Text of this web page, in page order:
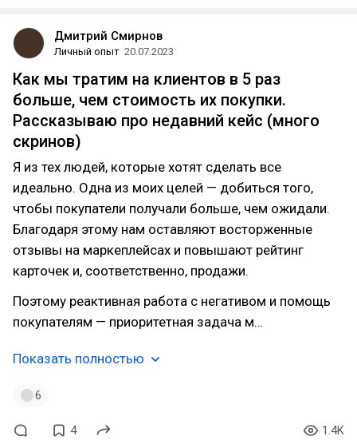
Дмитрий Смирнов
Личный опыт 20.07.2023
Как мы тратим на клиентов в 5 раз
больше, чем стоимость их покупки.
Рассказываю про недавний кейс (много
скринов)⁠⁠
Я из тех людей, которые хотят сделать все
идеально. Одна из моих целей — добиться того,
чтобы покупатели получали больше, чем ожидали.
Благодаря этому нам оставляют восторженные
отзывы на маркеплейсах и повышают рейтинг
карточек и, соответственно, продажи.
Поэтому реактивная работа с негативом и помощь
покупателям — приоритетная задача м…
Показать полностью
6
4 1.4K